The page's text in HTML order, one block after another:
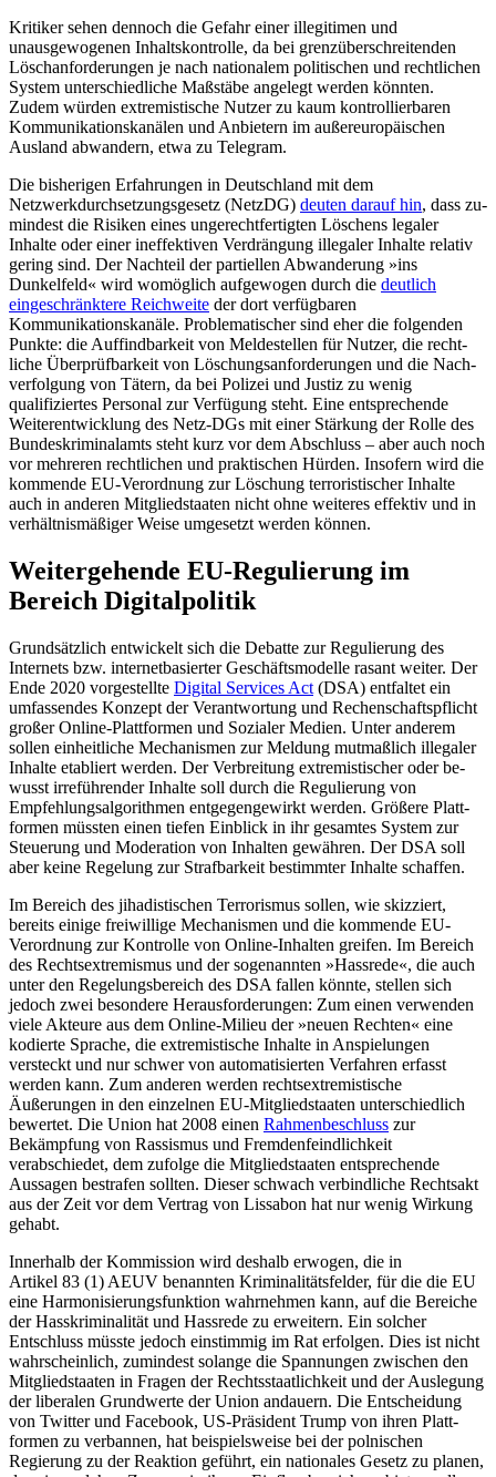
Kritiker sehen dennoch die Gefahr einer illegitimen und
unausgewogenen Inhaltskontrolle, da bei grenzüberschreitenden
Löschanforderungen je nach nationalem politischen und rechtlichen
System unter­schiedliche Maßstäbe angelegt werden könn­ten.
Zudem würden extremistische Nutzer zu kaum kontrollierbaren
Kommunika­tions­kanälen und Anbietern im außer­europäischen
Ausland abwandern, etwa zu Telegram.
Die bisherigen Erfahrungen in Deutschland mit dem
Netzwerkdurchsetzungs­gesetz (NetzDG) deuten darauf hin, dass zu­
mindest die Risiken eines ungerechtfertigten Löschens legaler
Inhalte oder einer ineffektiven Verdrängung illegaler Inhalte relativ
gering sind. Der Nachteil der partiel­len Abwanderung »ins
Dunkelfeld« wird womöglich aufgewogen durch die deutlich
eingeschränktere Reichweite der dort ver­fügbaren
Kommunikationskanäle. Proble­matischer sind eher die folgenden
Punkte: die Auffindbarkeit von Meldestellen für Nutzer, die recht­
liche Überprüfbarkeit von Löschungsanforderungen und die Nach­
verfolgung von Tätern, da bei Polizei und Justiz zu wenig
qualifiziertes Personal zur Verfügung steht. Eine entsprechende
Weiter­entwicklung des Netz-DGs mit einer Stär­kung der Rolle des
Bundeskriminalamts steht kurz vor dem Abschluss – aber auch noch
vor mehreren rechtlichen und prak­tischen Hürden. In­sofern wird die
kommende EU-Verordnung zur Löschung terro­ristischer Inhalte
auch in anderen Mitgliedstaaten nicht ohne weiteres effektiv und in
verhältnismäßiger Weise umgesetzt werden können.
Weitergehende EU-Regulierung im
Bereich Digitalpolitik
Grundsätzlich entwickelt sich die Debatte zur Regulierung des
Internets bzw. inter­net­basierter Geschäftsmodelle rasant weiter. Der
Ende 2020 vorgestellte Digital Services Act (DSA) entfaltet ein
umfassendes Kon­zept der Verantwortung und Rechenschafts­pflicht
großer Online-Plattformen und Sozialer Medien. Unter anderem
sollen ein­heitliche Mechanismen zur Meldung mut­maßlich illegaler
Inhalte etabliert werden. Der Verbreitung extremistischer oder be­
wusst irreführender Inhalte soll durch die Regulierung von
Empfehlungsalgorithmen entgegengewirkt werden. Größere Platt­
formen müssten einen tiefen Einblick in ihr gesamtes System zur
Steuerung und Mode­ration von Inhalten gewähren. Der DSA soll
aber keine Regelung zur Strafbarkeit be­stimmter In­halte schaffen.
Im Bereich des jihadistischen Terrorismus sollen, wie skizziert,
bereits einige freiwil­lige Mechanismen und die kommende EU-
Verordnung zur Kontrolle von Online-Inhal­ten greifen. Im Bereich
des Rechtsextremis­mus und der sogenannten »Hassrede«, die auch
unter den Regelungsbereich des DSA fallen könnte, stellen sich
jedoch zwei be­sondere Herausforderungen: Zum einen verwenden
viele Akteure aus dem Online-Milieu der »neuen Rechten« eine
kodierte Sprache, die extremistische Inhalte in An­spielungen
versteckt und nur schwer von automatisierten Verfahren erfasst
werden kann. Zum anderen werden rechtsextremistische
Äußerungen in den einzelnen EU-Mitgliedstaaten unterschiedlich
bewertet. Die Union hat 2008 einen Rahmenbeschluss zur
Bekämpfung von Rassismus und Fremdenfeindlichkeit
verabschiedet, dem zufolge die Mitgliedstaaten entsprechende
Aussagen bestrafen sollten. Dieser schwach verbindliche Rechtsakt
aus der Zeit vor dem Vertrag von Lissabon hat nur wenig Wir­kung
gehabt.
Innerhalb der Kommission wird deshalb erwogen, die in
Artikel 83 (1) AEUV be­nann­ten Kriminalitätsfelder, für die die EU
eine Harmonisierungsfunktion wahrnehmen kann, auf die Bereiche
der Hasskriminalität und Hassrede zu erweitern. Ein solcher
Entschluss müsste jedoch einstimmig im Rat erfolgen. Dies ist nicht
wahrscheinlich, zumindest solange die Spannungen zwi­schen den
Mitgliedstaaten in Fragen der Rechts­staatlichkeit und der Auslegung
der liberalen Grundwerte der Union andauern. Die Entscheidung
von Twitter und Face­book, US-Präsident Trump von ihren Platt­
formen zu verbannen, hat beispielsweise bei der polnischen
Regierung zu der Reak­tion geführt, ein nationales Gesetz zu planen,